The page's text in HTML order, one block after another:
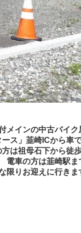
メインの中古バイク
ス」韮崎ICから車
方は祖母石下から徒
電車の方は韮崎駅ま
限りお迎えに行きま